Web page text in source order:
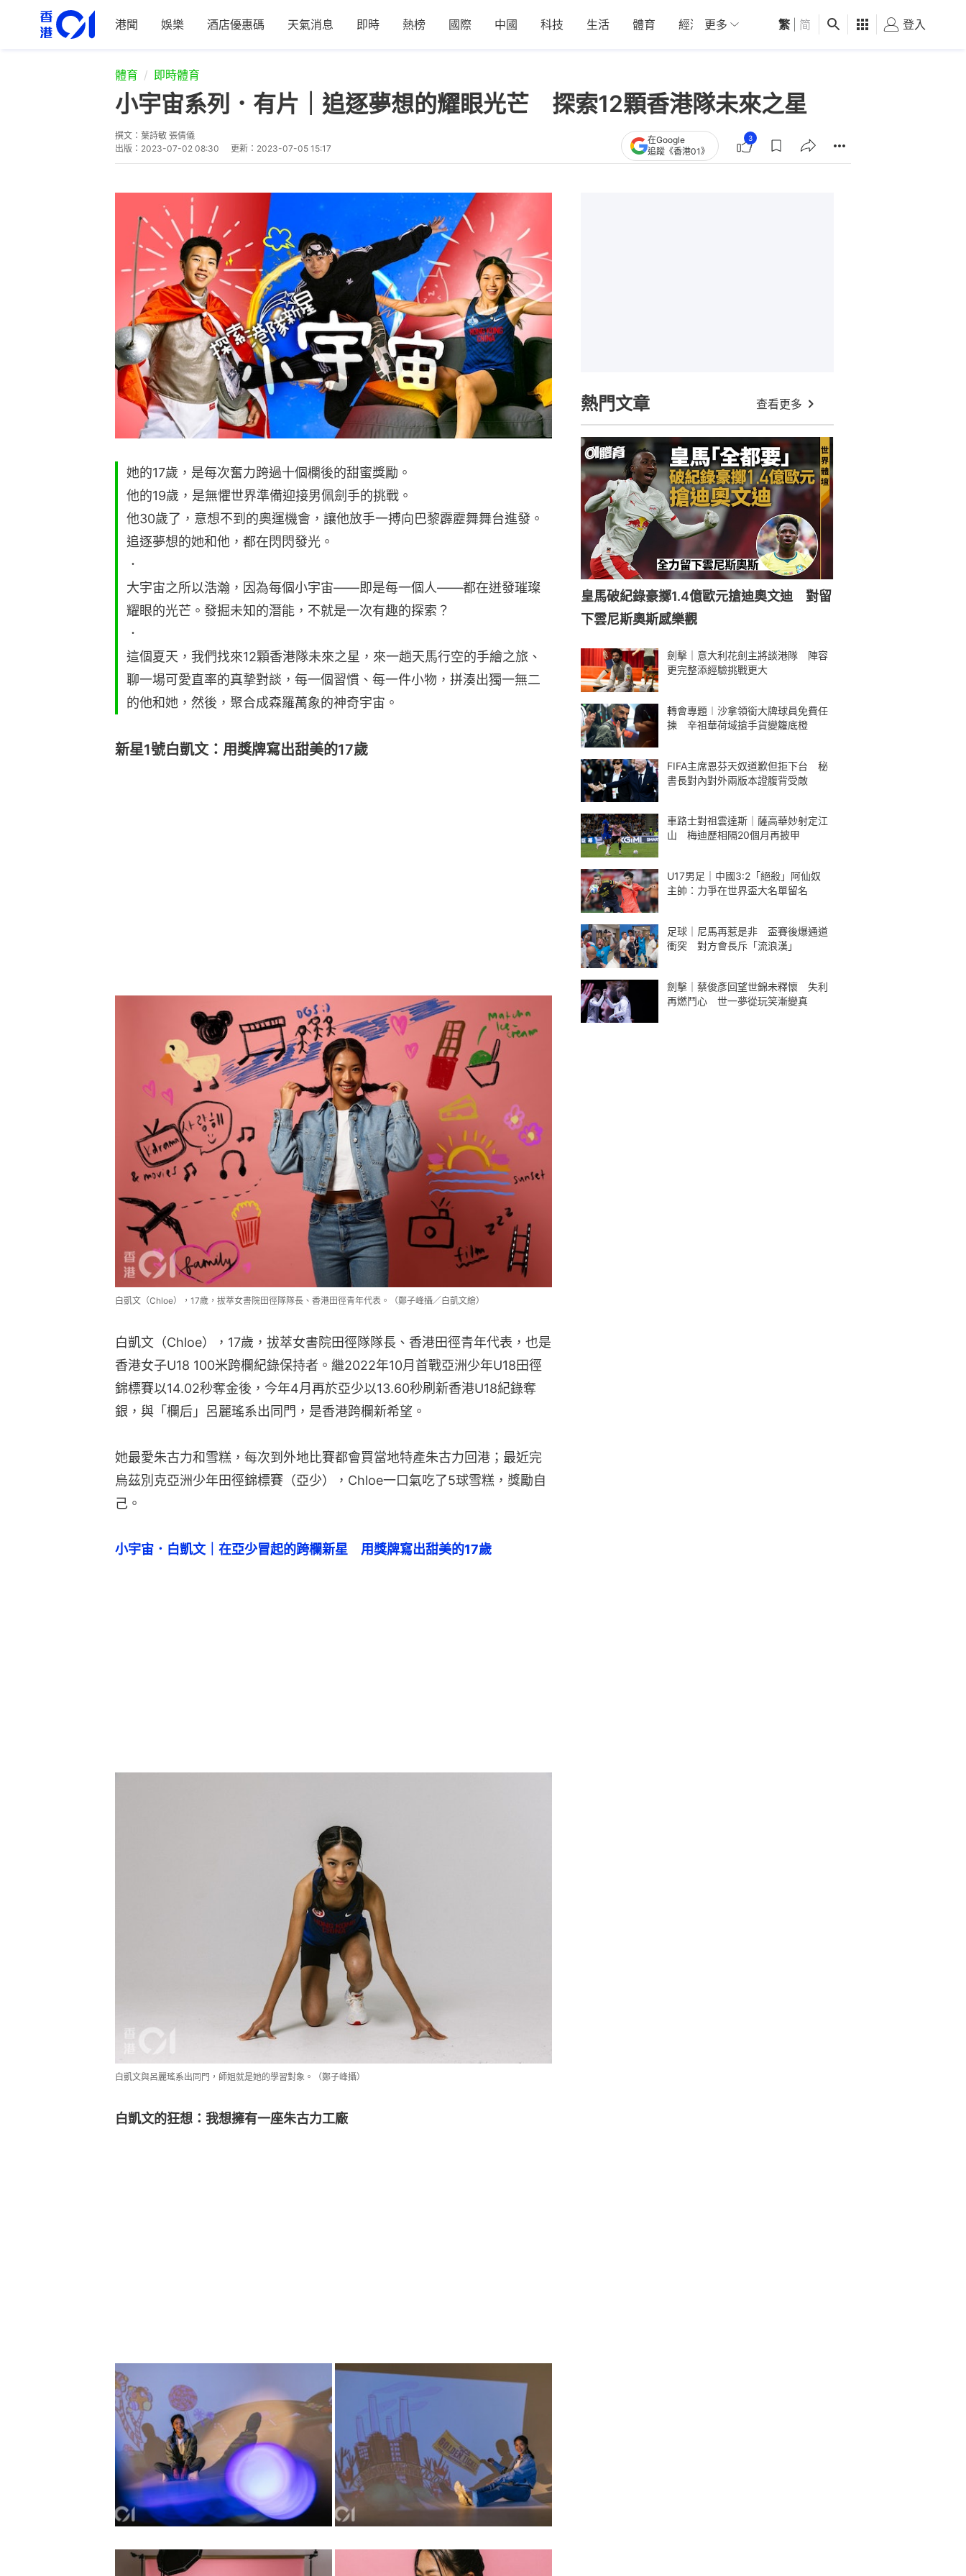
港聞 娛樂 酒店優惠碼 天氣消息 即時 熱榜 國際 中國 科技 生活 體育 經濟 01深圳 觀點 健康 好食玩飛
更多 繁 简 登入
體育 即時體育
小宇宙系列．有片｜追逐夢想的耀眼光芒 探索12顆香港隊未來之星
撰文： 葉詩敏 張倩儀
出版： 2023-07-02 08:30 更新： 2023-07-05 15:17
在Google
追蹤《香港01》
3
她的17歲，是每次奮力跨過十個欄後的甜蜜獎勵。
他的19歲，是無懼世界準備迎接男佩劍手的挑戰。
他30歲了，意想不到的奧運機會，讓他放手一搏向巴黎霹靂舞舞台進發。
追逐夢想的她和他，都在閃閃發光。
．
大宇宙之所以浩瀚，因為每個小宇宙——即是每一個人——都在迸發璀璨
耀眼的光芒。發掘未知的潛能，不就是一次有趣的探索？
．
這個夏天，我們找來12顆香港隊未來之星，來一趟天馬行空的手繪之旅、
聊一場可愛直率的真摯對談，每一個習慣、每一件小物，拼湊出獨一無二
的他和她，然後，聚合成森羅萬象的神奇宇宙。
新星1號白凱文：用獎牌寫出甜美的17歲
白凱文（Chloe），17歲，拔萃女書院田徑隊隊長、香港田徑青年代表。（鄭子峰攝／白凱文繪）
白凱文（Chloe），17歲，拔萃女書院田徑隊隊長、香港田徑青年代表，也是
香港女子U18 100米跨欄紀錄保持者。繼2022年10月首戰亞洲少年U18田徑
錦標賽以14.02秒奪金後，今年4月再於亞少以13.60秒刷新香港U18紀錄奪
銀，與「欄后」呂麗瑤系出同門，是香港跨欄新希望。
她最愛朱古力和雪糕，每次到外地比賽都會買當地特產朱古力回港；最近完
烏茲別克亞洲少年田徑錦標賽（亞少），Chloe一口氣吃了5球雪糕，獎勵自
己。
小宇宙．白凱文｜在亞少冒起的跨欄新星　用獎牌寫出甜美的17歲
白凱文與呂麗瑤系出同門，師姐就是她的學習對象。（鄭子峰攝）
白凱文的狂想：我想擁有一座朱古力工廠
熱門文章 查看更多
皇馬破紀錄豪擲1.4億歐元搶迪奧文迪 對留
下雲尼斯奧斯感樂觀
劍擊｜意大利花劍主將談港隊 陣容
更完整添經驗挑戰更大
轉會專題︱沙拿領銜大牌球員免費任
揀 辛祖華荷域搶手貨變籮底橙
FIFA主席恩芬天奴道歉但拒下台 秘
書長對內對外兩版本證腹背受敵
車路士對祖雲達斯｜薩高華妙射定江
山 梅迪歷相隔20個月再披甲
U17男足｜中國3:2「絕殺」阿仙奴
主帥：力爭在世界盃大名單留名
足球｜尼馬再惹是非 盃賽後爆通道
衝突 對方會長斥「流浪漢」
劍擊｜蔡俊彥回望世錦未釋懷 失利
再燃鬥心 世一夢從玩笑漸變真